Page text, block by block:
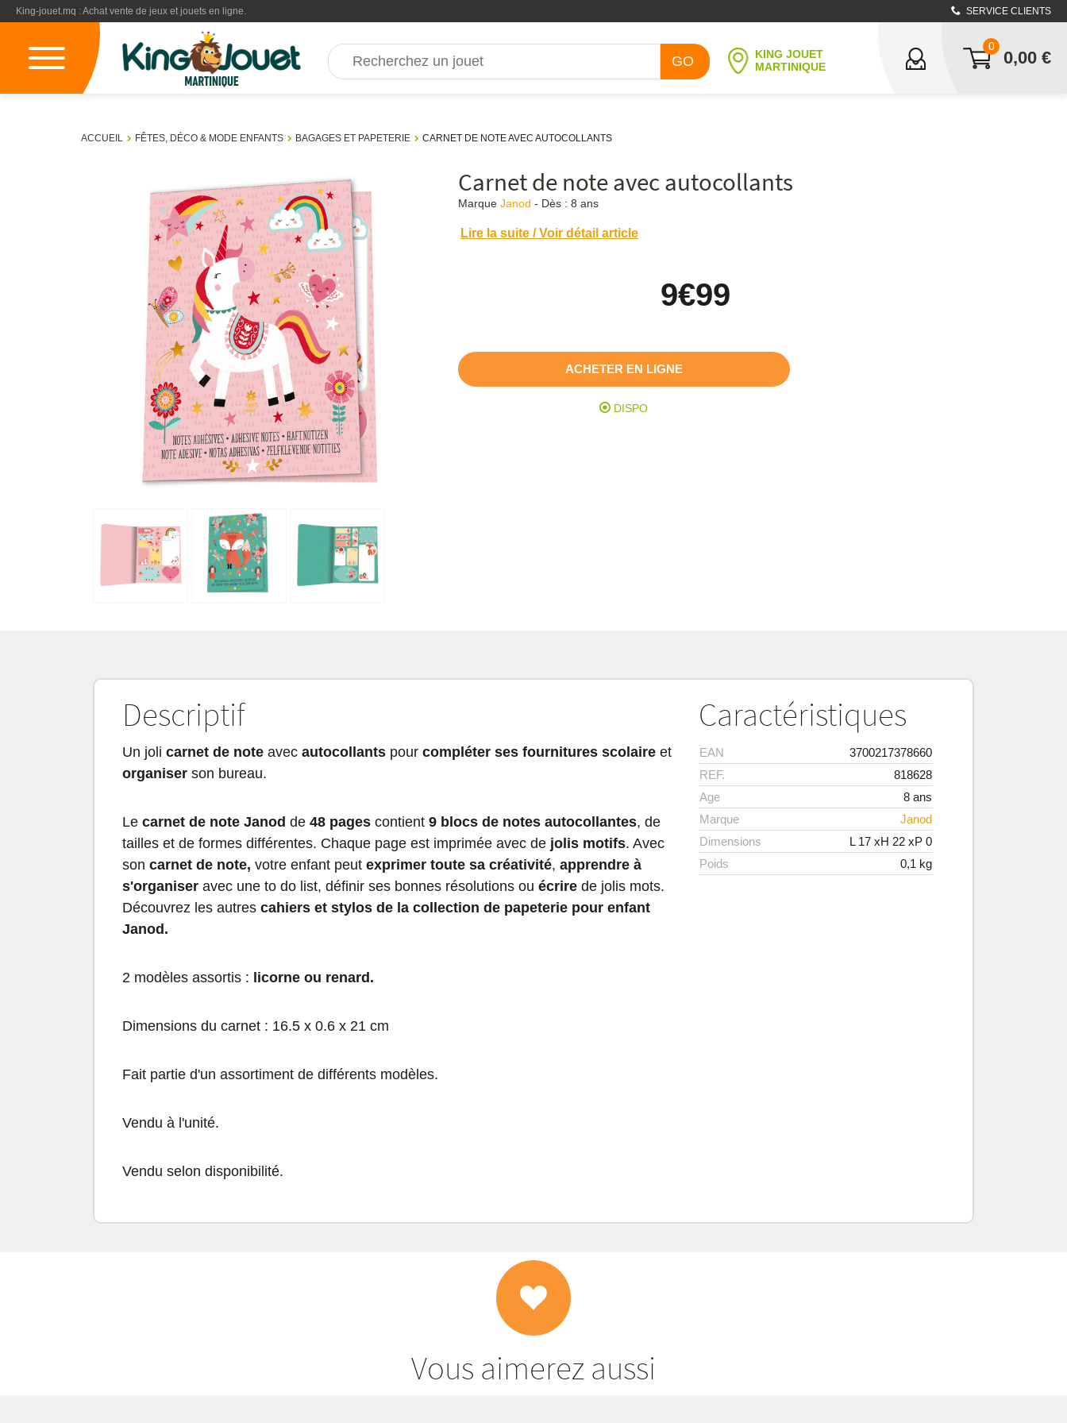
King-jouet.mq : Achat vente de jeux et jouets en ligne. SERVICE CLIENTS
GO
KING JOUET
MARTINIQUE
0
0,00 €
ACCUEIL FÊTES, DÉCO & MODE ENFANTS BAGAGES ET PAPETERIE CARNET DE NOTE AVEC AUTOCOLLANTS
Carnet de note avec autocollants
Marque Janod - Dès : 8 ans
Lire la suite / Voir détail article
9€99
ACHETER EN LIGNE
DISPO
Descriptif
Un joli carnet de note avec autocollants pour compléter ses fournitures scolaire et
organiser son bureau.
Le carnet de note Janod de 48 pages contient 9 blocs de notes autocollantes, de
tailles et de formes différentes. Chaque page est imprimée avec de jolis motifs. Avec
son carnet de note, votre enfant peut exprimer toute sa créativité, apprendre à
s'organiser avec une to do list, définir ses bonnes résolutions ou écrire de jolis mots.
Découvrez les autres cahiers et stylos de la collection de papeterie pour enfant
Janod.
2 modèles assortis : licorne ou renard.
Dimensions du carnet : 16.5 x 0.6 x 21 cm
Fait partie d'un assortiment de différents modèles.
Vendu à l'unité.
Vendu selon disponibilité.
Caractéristiques
EAN
3700217378660
REF.
818628
Age
8 ans
Marque
Janod
Dimensions
L 17xH 22xP 0
Poids
0,1 kg
Vous aimerez aussi